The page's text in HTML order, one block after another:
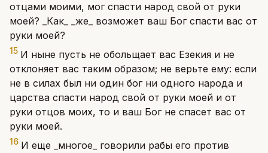
отцами моими, мог спасти народ свой от руки
моей? _Как_ _же_ возможет ваш Бог спасти вас от
руки моей?
15 И ныне пусть не обольщает вас Езекия и не
отклоняет вас таким образом; не верьте ему: если
не в силах был ни один бог ни одного народа и
царства спасти народ свой от руки моей и от
руки отцов моих, то и ваш Бог не спасет вас от
руки моей.
16 И еще _многое_ говорили рабы его против